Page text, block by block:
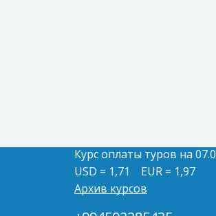
Курс оплаты туров на
USD = 1,71
EUR = 1,97
Архив курсов